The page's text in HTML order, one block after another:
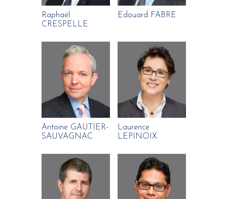
Raphaël
CRESPELLE
Edouard FABRE
Antoine GAUTIER-
SAUVAGNAC
Laurence
LEPINOIX